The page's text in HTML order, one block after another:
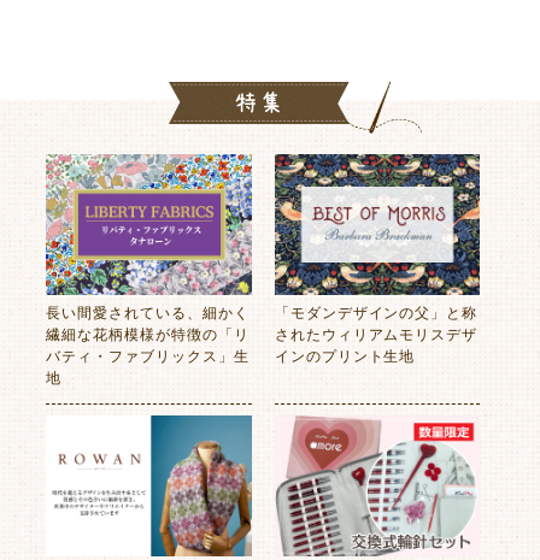
長い間愛されている、細かく
繊細な花柄模様が特徴の「リ
バティ・ファブリックス」生
地
「モダンデザインの父」と称
されたウィリアムモリスデザ
インのプリント生地